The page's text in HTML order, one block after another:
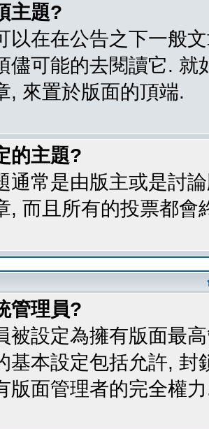
主題?
以在在公告之下一般
儘可能的去閱讀它.
, 來置於版面的頂端.
的主題?
通常是由版主或是討
, 而且所有的投票都
管理員?
被設定為擁有版面最
基本設定包括允許,
版面管理者的完全權